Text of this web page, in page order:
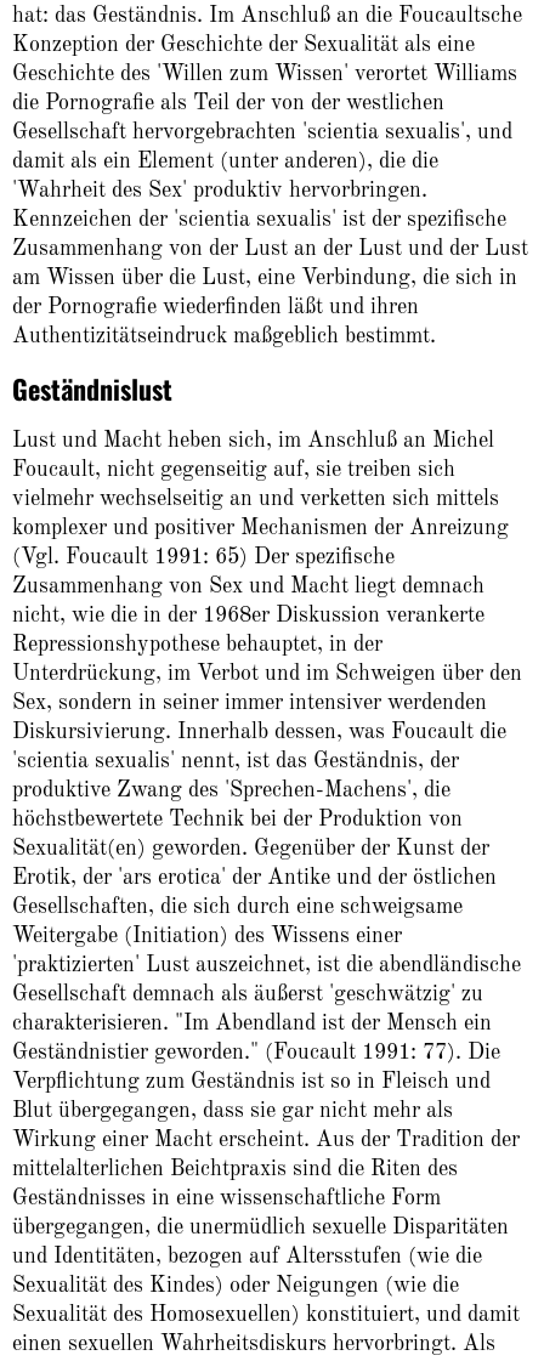
hat: das Geständnis. Im Anschluß an die Foucaultsche
Konzeption der Geschichte der Sexualität als eine
Geschichte des 'Willen zum Wissen' verortet Williams
die Pornografie als Teil der von der westlichen
Gesellschaft hervorgebrachten 'scientia sexualis', und
damit als ein Element (unter anderen), die die
'Wahrheit des Sex' produktiv hervorbringen.
Kennzeichen der 'scientia sexualis' ist der spezifische
Zusammenhang von der Lust an der Lust und der Lust
am Wissen über die Lust, eine Verbindung, die sich in
der Pornografie wiederfinden läßt und ihren
Authentizitätseindruck maßgeblich bestimmt.
Geständnislust
Lust und Macht heben sich, im Anschluß an Michel
Foucault, nicht gegenseitig auf, sie treiben sich
vielmehr wechselseitig an und verketten sich mittels
komplexer und positiver Mechanismen der Anreizung
(Vgl. Foucault 1991: 65) Der spezifische
Zusammenhang von Sex und Macht liegt demnach
nicht, wie die in der 1968er Diskussion verankerte
Repressionshypothese behauptet, in der
Unterdrückung, im Verbot und im Schweigen über den
Sex, sondern in seiner immer intensiver werdenden
Diskursivierung. Innerhalb dessen, was Foucault die
'scientia sexualis' nennt, ist das Geständnis, der
produktive Zwang des 'Sprechen-Machens', die
höchstbewertete Technik bei der Produktion von
Sexualität(en) geworden. Gegenüber der Kunst der
Erotik, der 'ars erotica' der Antike und der östlichen
Gesellschaften, die sich durch eine schweigsame
Weitergabe (Initiation) des Wissens einer
'praktizierten' Lust auszeichnet, ist die abendländische
Gesellschaft demnach als äußerst 'geschwätzig' zu
charakterisieren. "Im Abendland ist der Mensch ein
Geständnistier geworden." (Foucault 1991: 77). Die
Verpflichtung zum Geständnis ist so in Fleisch und
Blut übergegangen, dass sie gar nicht mehr als
Wirkung einer Macht erscheint. Aus der Tradition der
mittelalterlichen Beichtpraxis sind die Riten des
Geständnisses in eine wissenschaftliche Form
übergegangen, die unermüdlich sexuelle Disparitäten
und Identitäten, bezogen auf Altersstufen (wie die
Sexualität des Kindes) oder Neigungen (wie die
Sexualität des Homosexuellen) konstituiert, und damit
einen sexuellen Wahrheitsdiskurs hervorbringt. Als